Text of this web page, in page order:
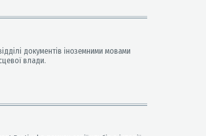
документів іноземними мовами
влади.